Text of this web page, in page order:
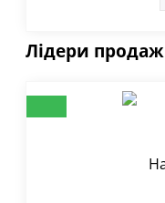
Лідери продаж